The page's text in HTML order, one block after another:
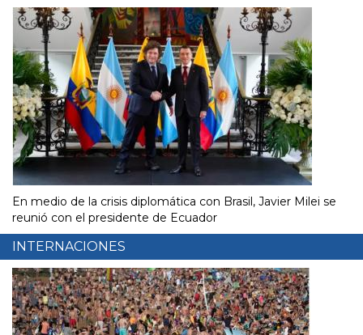
En medio de la crisis diplomática con Brasil, Javier Milei se
reunió con el presidente de Ecuador
INTERNACIONES